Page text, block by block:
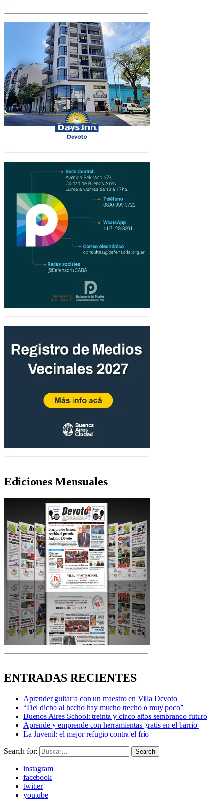
Ediciones Mensuales
ENTRADAS RECIENTES
Aprender guitarra con un maestro en Villa Devoto
“Del dicho al hecho hay mucho trecho o muy poco”
Buenos Aires School: treinta y cinco años sembrando futuro
Aprende y emprende con herramientas gratis en el barrio
La Juvenil: el mejor refugio contra el frío
Search for: Search
instagram
facebook
twitter
youtube